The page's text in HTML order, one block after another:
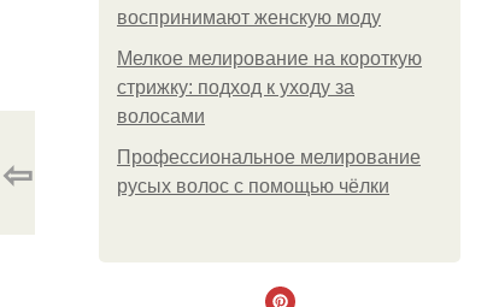
воспринимают женскую моду
Мелкое мелирование на короткую
стрижку: подход к уходу за
волосами
Профессиональное мелирование
русых волос с помощью чёлки
⇦